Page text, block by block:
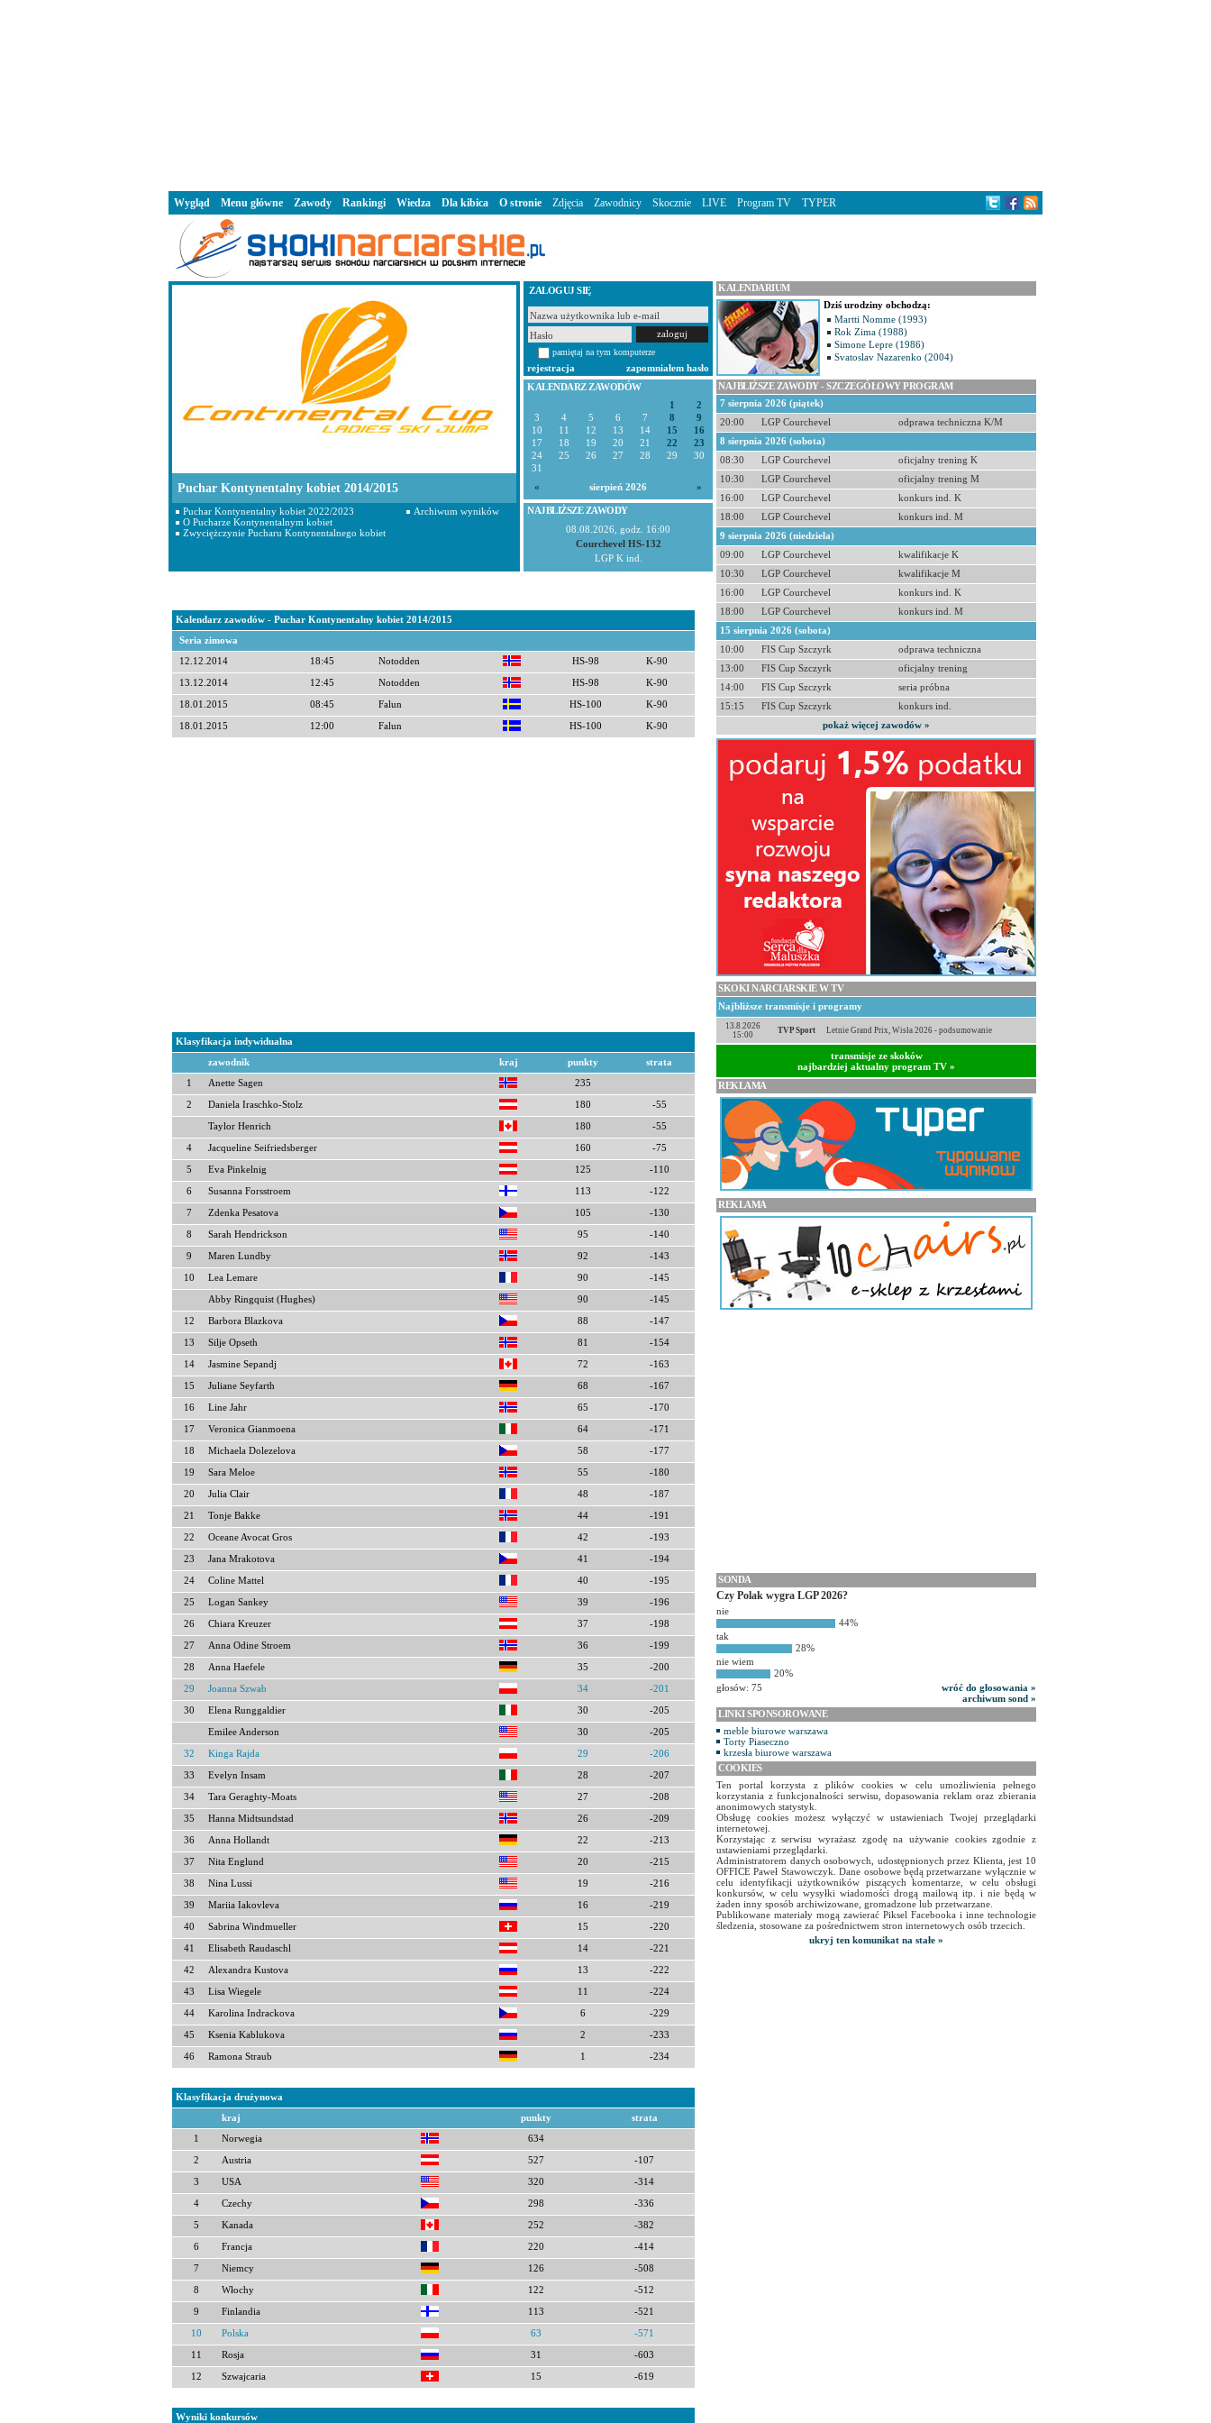
ZALOGUJ SIĘ
pamiętaj na tym komputerze
rejestracja
zapomniałem hasło
KALENDARZ ZAWODÓW
1
2
3
4 5 6 7 8
9
10
11 12 13 14 15
16
17
18 19 20 21 22
23
24
25 26 27 28 29
30
31
«
sierpień 2026 »
NAJBLIŻSZE ZAWODY
08.08.2026, godz. 16:00
Courchevel HS-132
LGP K ind.
Kalendarz zawodów - Puchar Kontynentalny kobiet 2014/2015
Seria zimowa
12.12.2014 18:45 Notodden HS-98 K-90
13.12.2014 12:45 Notodden HS-98 K-90
18.01.2015 08:45 Falun HS-100 K-90
18.01.2015 12:00 Falun HS-100 K-90
Klasyfikacja indywidualna
zawodnik kraj punkty strata
1 Anette Sagen 235
2 Daniela Iraschko-Stolz 180 -55
Taylor Henrich 180 -55
4 Jacqueline Seifriedsberger 160 -75
5 Eva Pinkelnig 125 -110
6 Susanna Forsstroem 113 -122
7 Zdenka Pesatova 105 -130
8 Sarah Hendrickson 95 -140
9 Maren Lundby 92 -143
10 Lea Lemare 90 -145
Abby Ringquist (Hughes) 90 -145
12 Barbora Blazkova 88 -147
13 Silje Opseth 81 -154
14 Jasmine Sepandj 72 -163
15 Juliane Seyfarth 68 -167
16 Line Jahr 65 -170
17 Veronica Gianmoena 64 -171
18 Michaela Dolezelova 58 -177
19 Sara Meloe 55 -180
20 Julia Clair 48 -187
21 Tonje Bakke 44 -191
22 Oceane Avocat Gros 42 -193
23 Jana Mrakotova 41 -194
24 Coline Mattel 40 -195
25 Logan Sankey 39 -196
26 Chiara Kreuzer 37 -198
27 Anna Odine Stroem 36 -199
28 Anna Haefele 35 -200
29 Joanna Szwab 34 -201
30 Elena Runggaldier 30 -205
Emilee Anderson 30 -205
32 Kinga Rajda 29 -206
33 Evelyn Insam 28 -207
34 Tara Geraghty-Moats 27 -208
35 Hanna Midtsundstad 26 -209
36 Anna Hollandt 22 -213
37 Nita Englund 20 -215
38 Nina Lussi 19 -216
39 Mariia Iakovleva 16 -219
40 Sabrina Windmueller 15 -220
41 Elisabeth Raudaschl 14 -221
42 Alexandra Kustova 13 -222
43 Lisa Wiegele 11 -224
44 Karolina Indrackova 6 -229
45 Ksenia Kablukova 2 -233
46 Ramona Straub 1 -234
Klasyfikacja drużynowa
kraj punkty strata
1 Norwegia 634
2 Austria 527 -107
3 USA 320 -314
4 Czechy 298 -336
5 Kanada 252 -382
6 Francja 220 -414
7 Niemcy 126 -508
8 Włochy 122 -512
9 Finlandia 113 -521
10 Polska 63 -571
11 Rosja 31 -603
12 Szwajcaria 15 -619
Wyniki konkursów
Puchar Kontynentalny kobiet 2014/2015
Puchar Kontynentalny kobiet 2022/2023
Archiwum wyników
O Pucharze Kontynentalnym kobiet
Zwyciężczynie Pucharu Kontynentalnego kobiet
KALENDARIUM
Dziś urodziny obchodzą:
Martti Nomme (1993)
Rok Zima (1988)
Simone Lepre (1986)
Svatoslav Nazarenko (2004)
NAJBLIŻSZE ZAWODY - SZCZEGÓŁOWY PROGRAM
7 sierpnia 2026 (piątek)
20:00
LGP Courchevel
odprawa techniczna K/M
8 sierpnia 2026 (sobota)
08:30
LGP Courchevel
oficjalny trening K
10:30
LGP Courchevel
oficjalny trening M
16:00
LGP Courchevel
konkurs ind. K
18:00
LGP Courchevel
konkurs ind. M
9 sierpnia 2026 (niedziela)
09:00
LGP Courchevel
kwalifikacje K
10:30
LGP Courchevel
kwalifikacje M
16:00
LGP Courchevel
konkurs ind. K
18:00
LGP Courchevel
konkurs ind. M
15 sierpnia 2026 (sobota)
10:00
FIS Cup Szczyrk
odprawa techniczna
13:00
FIS Cup Szczyrk
oficjalny trening
14:00
FIS Cup Szczyrk
seria próbna
15:15
FIS Cup Szczyrk
konkurs ind.
pokaż więcej zawodów »
SKOKI NARCIARSKIE W TV
Najbliższe transmisje i programy
13.8.2026
15:00
TVP Sport Letnie Grand Prix, Wisła 2026 - podsumowanie
transmisje ze skoków
najbardziej aktualny program TV »
REKLAMA
REKLAMA
SONDA
Czy Polak wygra LGP 2026?
nie
44%
tak
28%
nie wiem
20%
głosów: 75
wróć do głosowania »
archiwum sond »
LINKI SPONSOROWANE
meble biurowe warszawa
Torty Piaseczno
krzesła biurowe warszawa
COOKIES
Ten portal korzysta z plików cookies w celu umożliwienia pełnego
korzystania z funkcjonalności serwisu, dopasowania reklam oraz zbierania
anonimowych statystyk.
Obsługę cookies możesz wyłączyć w ustawieniach Twojej przeglądarki
internetowej.
Korzystając z serwisu wyrażasz zgodę na używanie cookies zgodnie z
ustawieniami przeglądarki.
Administratorem danych osobowych, udostępnionych przez Klienta, jest 10
OFFICE Paweł Stawowczyk. Dane osobowe będą przetwarzane wyłącznie w
celu identyfikacji użytkowników piszących komentarze, w celu obsługi
konkursów, w celu wysyłki wiadomości drogą mailową itp. i nie będą w
żaden inny sposób archiwizowane, gromadzone lub przetwarzane.
Publikowane materiały mogą zawierać Piksel Facebooka i inne technologie
śledzenia, stosowane za pośrednictwem stron internetowych osób trzecich.
ukryj ten komunikat na stałe »
Wygląd Menu główne Zawody Rankingi Wiedza Dla kibica O stronie Zdjęcia Zawodnicy Skocznie LIVE Program TV TYPER